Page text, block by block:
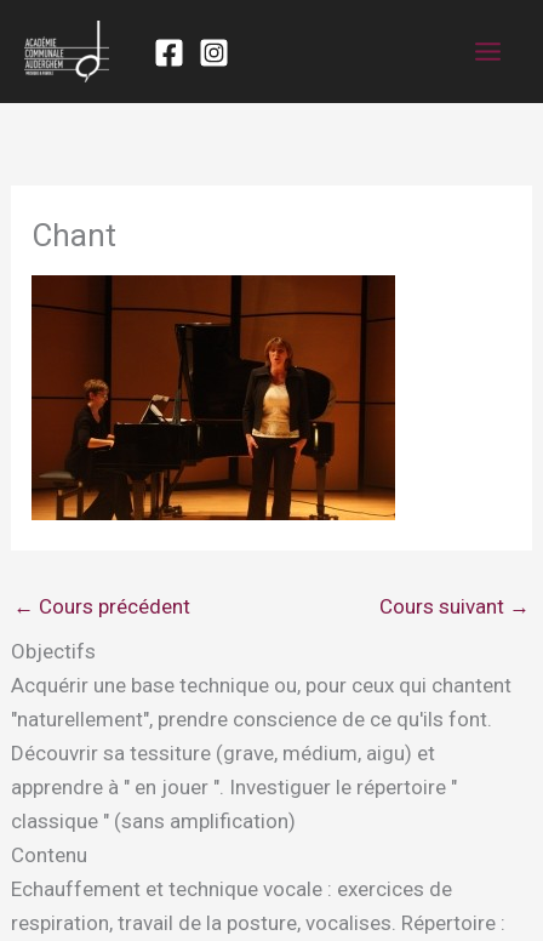
Chant
← Cours précédent Cours suivant →
Objectifs
Acquérir une base technique ou, pour ceux qui chantent
"naturellement", prendre conscience de ce qu'ils font.
Découvrir sa tessiture (grave, médium, aigu) et
apprendre à " en jouer ". Investiguer le répertoire "
classique " (sans amplification)
Contenu
Echauffement et technique vocale : exercices de
respiration, travail de la posture, vocalises. Répertoire :